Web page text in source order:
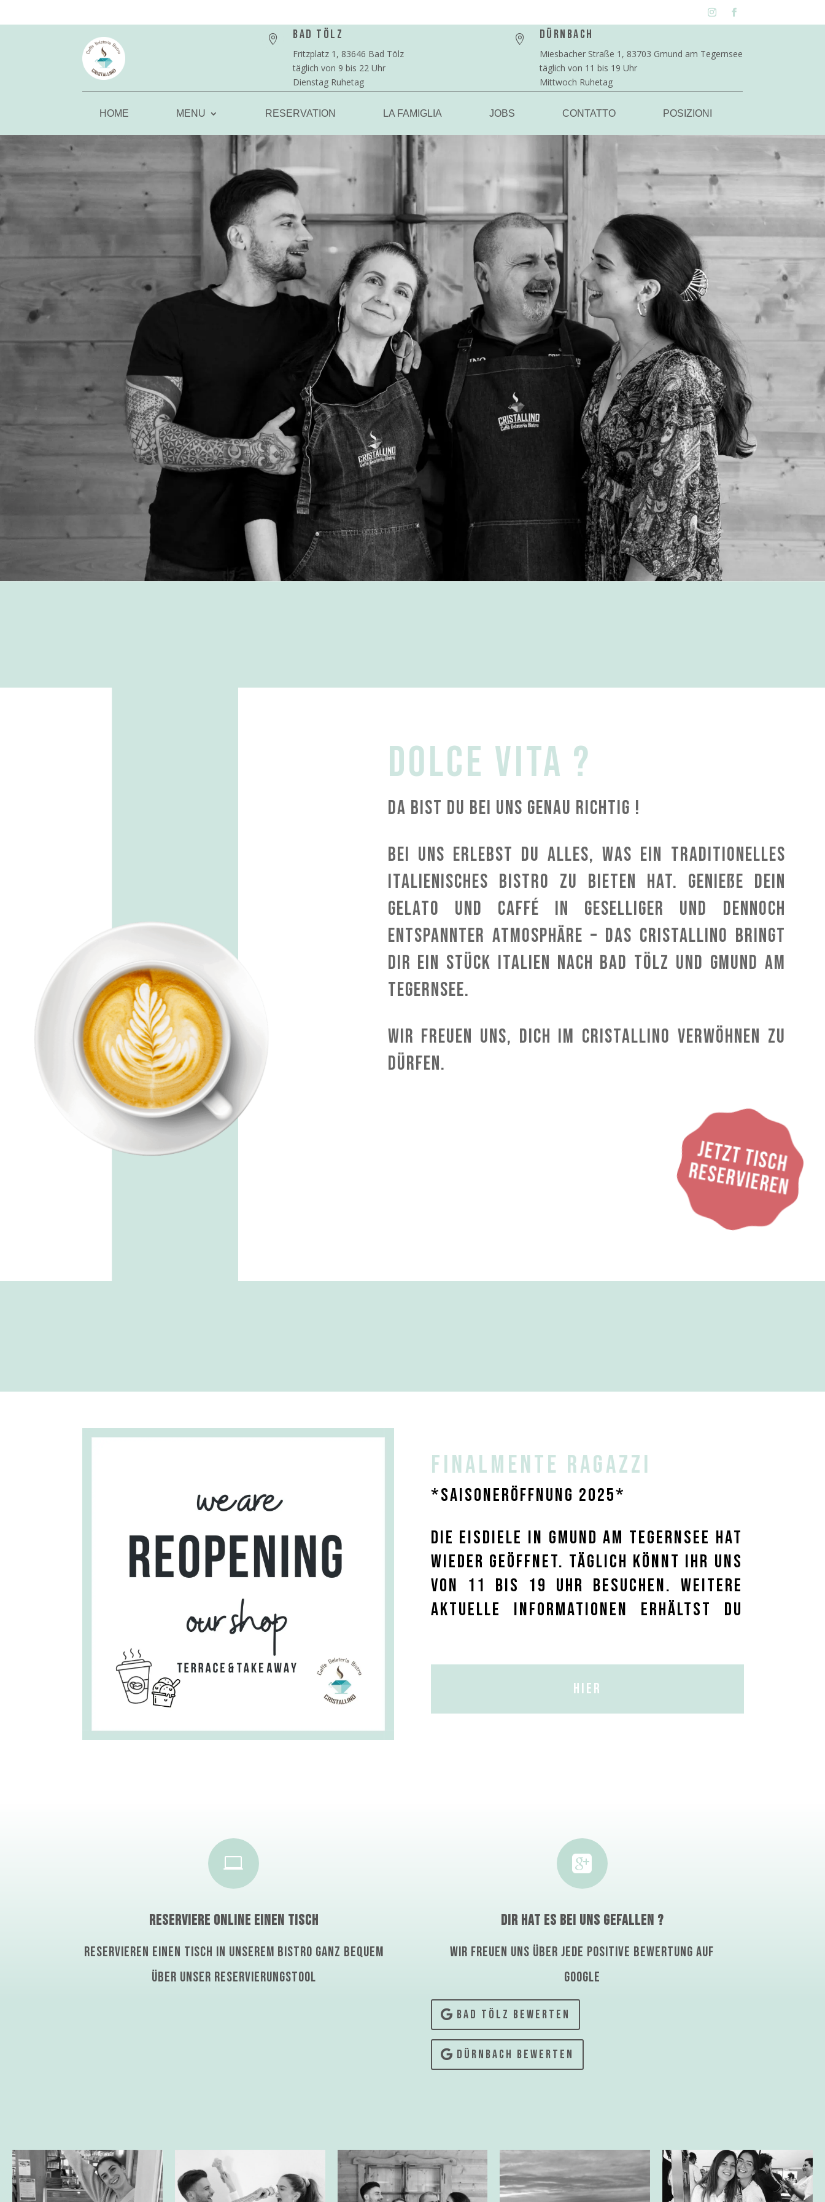
 Bad Tölz
Fritzplatz 1, 83646 Bad Tölz
täglich von 9 bis 22 Uhr
Dienstag Ruhetag
 Dürnbach
Miesbacher Straße 1, 83703 Gmund am Tegernsee
täglich von 11 bis 19 Uhr
Mittwoch Ruhetag
HOME MENU RESERVATION LA FAMIGLIA JOBS CONTATTO POSIZIONI
Dolce Vita ?
da bist Du bei uns genau richtig !
Bei uns erlebst Du alles, was ein traditionelles
italienisches Bistro zu bieten hat. Genieße Dein
Gelato und Caffé in geselliger und dennoch
entspannter Atmosphäre – das CRISTALLINO bringt
Dir ein Stück Italien nach Bad Tölz und Gmund am
Tegernsee.
Wir freuen uns, Dich im CRISTALLINO verwöhnen zu
dürfen.
Finalmente ragazzi
*SAISONERÖFFNUNG 2025*
DIE Eisdiele in Gmund am Tegernsee HAT
WIEDER Geöffnet. TÄGLICH könnt Ihr uns
Von 11 bis 19 Uhr besuchen. Weitere
aktuelle Informationen erhältst Du
HIER

RESERVIERE ONLINE EINEN TISCH
Reservieren einen tisch in unserem bistro ganz bequem
über unser reservierungstool

DIR HAT ES BEI UNS GEFALLEN ?
Wir Freuen uns über jede positive Bewertung auf
google
BAD TÖLZ BEWERTEN
DÜRNBACH BEWERTEN